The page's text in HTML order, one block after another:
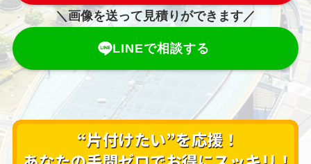
＼画像を送って見積りができます／
LINEで相談する